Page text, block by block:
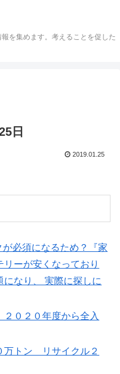
を集めます。考えることを促した
日
2019.01.25
必須になるため？『家
ーが安くなっており
になり、 実際に探しに
０２０年度から全入
万トン リサイクル２